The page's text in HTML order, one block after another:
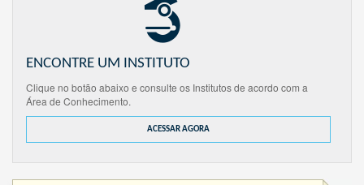
ENCONTRE UM INSTITUTO
Clique no botão abaixo e consulte os Institutos de acordo com a
Área de Conhecimento.
ACESSAR AGORA